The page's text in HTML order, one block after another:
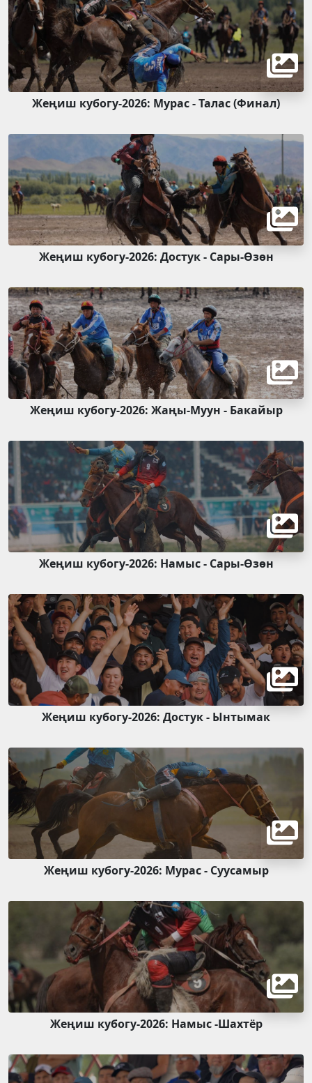
Жеңиш кубогу-2026: Мурас - Талас (Финал)
Жеңиш кубогу-2026: Достук - Сары-Өзөн
Жеңиш кубогу-2026: Жаңы-Муун - Бакайыр
Жеңиш кубогу-2026: Намыс - Сары-Өзөн
Жеңиш кубогу-2026: Достук - Ынтымак
Жеңиш кубогу-2026: Мурас - Суусамыр
Жеңиш кубогу-2026: Намыс -Шахтёр